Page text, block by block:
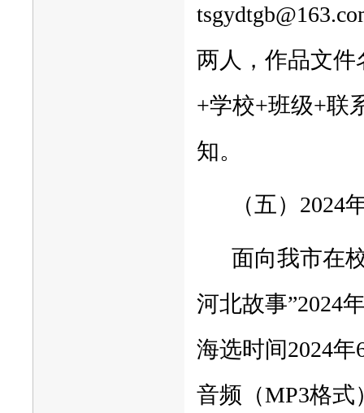
两人，作品文件
+学校+班级+联
知。
（五）
面向我市在
河北故事”2024
海选时间2024
音频（MP3格